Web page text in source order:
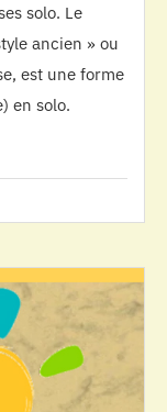
solo. Le
ancien » ou
est une forme
en solo.